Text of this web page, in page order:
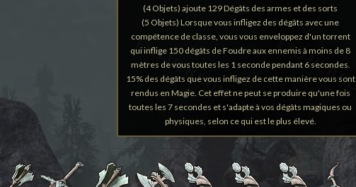
(4 Objets) ajoute 129 Dégâts des armes et des sorts
(5 Objets) Lorsque vous infligez des dégâts avec une
compétence de classe, vous vous enveloppez d'un torrent
qui inflige 150 dégâts de Foudre aux ennemis à moins de 8
mètres de vous toutes les 1 seconde pendant 6 secondes.
15% des dégâts que vous infligez de cette manière vous sont
rendus en Magie. Cet effet ne peut se produire qu'une fois
toutes les 7 secondes et s'adapte à vos dégâts magiques ou
physiques, selon ce qui est le plus élevé.